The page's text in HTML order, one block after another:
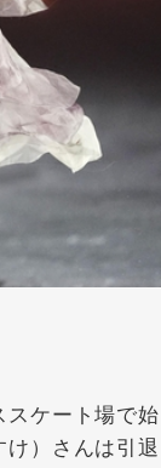
ケート場で
け）さんは引